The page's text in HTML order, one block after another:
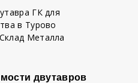
ГК для
в Турово
Металла
двутавров